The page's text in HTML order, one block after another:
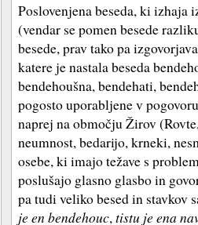
Poslovenjena beseda, ki izhaja
(vendar se pomen besede
besede, prav tako pa
katere je nastala beseda
bendehoušna, bendehati,
pogosto uporabljene v
naprej na območju Žirov
neumnost, bedarijo, krneki,
osebe, ki imajo težave s
poslušajo glasno glasbo in
pa tudi veliko besed in stavkov
je en bendehouc,tistu je ena